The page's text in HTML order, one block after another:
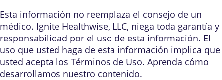
Esta información no reemplaza el consejo de un
médico. Ignite Healthwise, LLC, niega toda garantía y
responsabilidad por el uso de esta información. El
uso que usted haga de esta información implica que
usted acepta los Términos de Uso. Aprenda cómo
desarrollamos nuestro contenido.